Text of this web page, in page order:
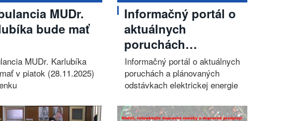
MUDr.
bude mať
MUDr. Karlubíka
v piatok (28.11.2025)
Informačný portál o
aktuálnych
poruchách…
Informačný portál o aktuálnych
poruchách a plánovaných
odstávkach elektrickej energie